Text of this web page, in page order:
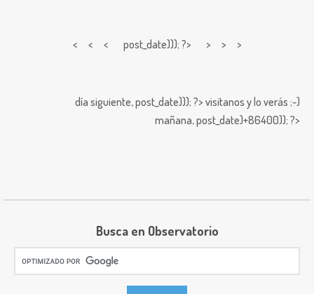
< < < post_date))); ?> > > >
día siguiente,post_date))); ?> visitanos y lo verás ;-)
mañana,post_date)+86400)); ?>
Busca en Observatorio